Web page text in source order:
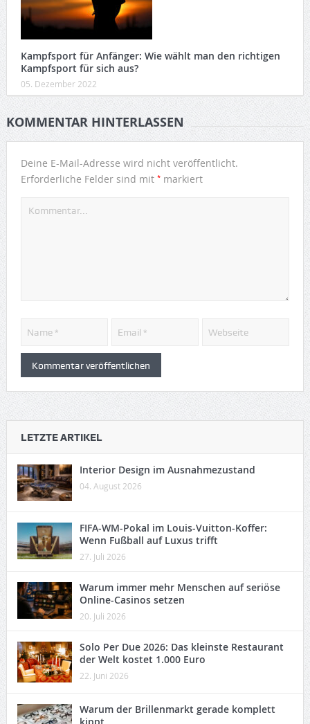
Kampfsport für Anfänger: Wie wählt man den richtigen
Kampfsport für sich aus?
05. Dezember 2022
KOMMENTAR HINTERLASSEN
Deine E-Mail-Adresse wird nicht veröffentlicht.
Erforderliche Felder sind mit *markiert
LETZTE ARTIKEL
Interior Design im Ausnahmezustand
04. August 2026
FIFA-WM-Pokal im Louis-Vuitton-Koffer:
Wenn Fußball auf Luxus trifft
27. Juli 2026
Warum immer mehr Menschen auf seriöse
Online-Casinos setzen
20. Juli 2026
Solo Per Due 2026: Das kleinste Restaurant
der Welt kostet 1.000 Euro
22. Juni 2026
Warum der Brillenmarkt gerade komplett